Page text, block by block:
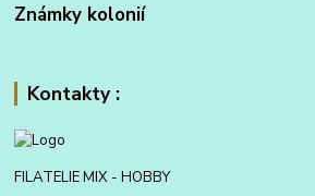
Známky kolonií
Kontakty :
FILATELIE MIX - HOBBY